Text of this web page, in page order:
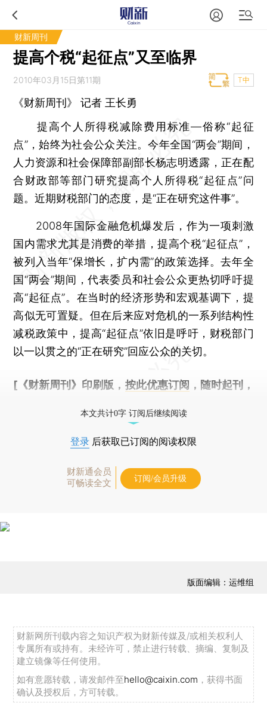
财新周刊
提高个税“起征点”又至临界
2010年03月15日第11期 T中
《财新周刊》 记者 王长勇
提高个人所得税减除费用标准—俗称“起征
点”，始终为社会公众关注。今年全国“两会”期间，
人力资源和社会保障部副部长杨志明透露，正在配
合财政部等部门研究提高个人所得税“起征点”问
题。近期财税部门的态度，是“正在研究这件事”。
2008年国际金融危机爆发后，作为一项刺激
国内需求尤其是消费的举措，提高个税“起征点”，
被列入当年“保增长，扩内需”的政策选择。去年全
国“两会”期间，代表委员和社会公众更热切呼吁提
高“起征点”。在当时的经济形势和宏观基调下，提
高似无可置疑。但在后来应对危机的一系列结构性
减税政策中，提高“起征点”依旧是呼吁，财税部门
以一以贯之的“正在研究”回应公众的关切。
[《财新周刊》印刷版， 按此优惠订阅 ，随时起刊，
本文共计0字 订阅后继续阅读
登录 后获取已订阅的阅读权限
财新通会员
可畅读全文
订阅/会员升级
版面编辑：运维组
财新网所刊载内容之知识产权为财新传媒及/或相关权利人
专属所有或持有。未经许可，禁止进行转载、摘编、复制及
建立镜像等任何使用。
如有意愿转载，请发邮件至hello@caixin.com ，获得书面
确认及授权后，方可转载。